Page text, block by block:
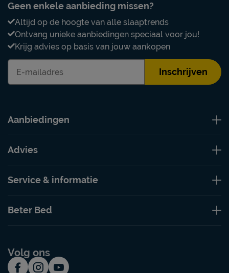
Geen enkele aanbieding missen?
Altijd op de hoogte van alle slaaptrends
Ontvang unieke aanbiedingen speciaal voor jou!
Krijg advies op basis van jouw aankopen
Inschrijven
Aanbiedingen
Advies
Service & informatie
Beter Bed
Volg ons